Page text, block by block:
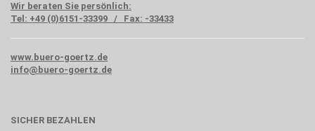
Wir beraten Sie persönlich:
Tel: +49 (0)6151-33399 / Fax: -33433
www.buero-goertz.de
info@buero-goertz.de
SICHER BEZAHLEN